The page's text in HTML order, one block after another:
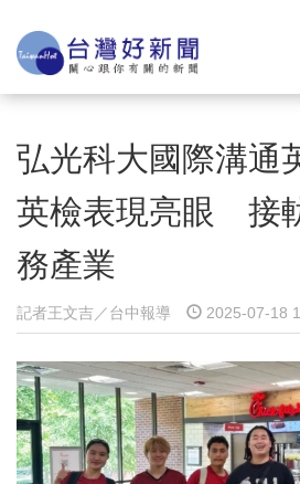
弘光科大國際溝通
英檢表現亮眼 接
務產業
記者王文吉／台中報導 2025-07-18